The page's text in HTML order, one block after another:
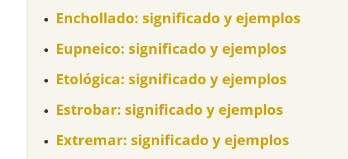
Enchollado: significado y ejemplos
Eupneico: significado y ejemplos
Etológica: significado y ejemplos
Estrobar: significado y ejemplos
Extremar: significado y ejemplos